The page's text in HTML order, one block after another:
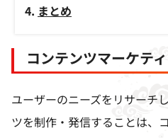
まとめ
コンテンツマーケテ
ユーザーのニーズをリサーチ
ツを制作・発信することは、